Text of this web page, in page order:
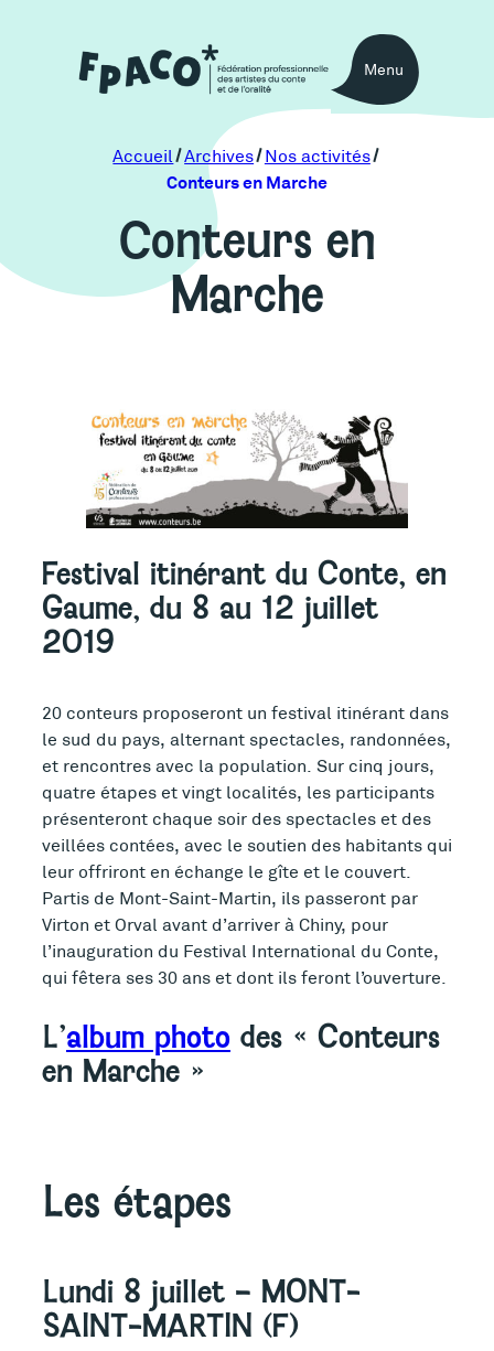
Menu
Accueil Archives Nos activités
Conteurs en Marche
Conteurs en
Marche
Festival itinérant du Conte, en
Gaume, du 8 au 12 juillet
2019
20 conteurs proposeront un festival itinérant dans
le sud du pays, alternant spectacles, randonnées,
et rencontres avec la population. Sur cinq jours,
quatre étapes et vingt localités, les participants
présenteront chaque soir des spectacles et des
veillées contées, avec le soutien des habitants qui
leur offriront en échange le gîte et le couvert.
Partis de Mont-Saint-Martin, ils passeront par
Virton et Orval avant d’arriver à Chiny, pour
l’inauguration du Festival International du Conte,
qui fêtera ses 30 ans et dont ils feront l’ouverture.
L’album photo des « Conteurs
en Marche »
Les étapes
Lundi 8 juillet – MONT-
SAINT-MARTIN (F)